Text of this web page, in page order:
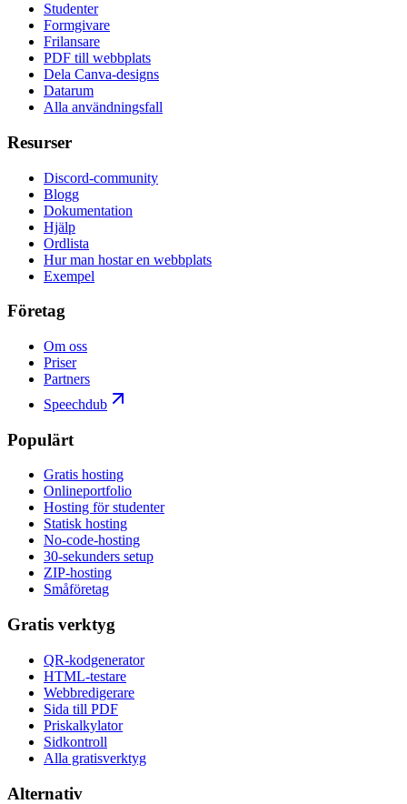
Studenter
Formgivare
Frilansare
PDF till webbplats
Dela Canva-designs
Datarum
Alla användningsfall
Resurser
Discord-community
Blogg
Dokumentation
Hjälp
Ordlista
Hur man hostar en webbplats
Exempel
Företag
Om oss
Priser
Partners
Speechdub
Populärt
Gratis hosting
Onlineportfolio
Hosting för studenter
Statisk hosting
No-code-hosting
30-sekunders setup
ZIP-hosting
Småföretag
Gratis verktyg
QR-kodgenerator
HTML-testare
Webbredigerare
Sida till PDF
Priskalkylator
Sidkontroll
Alla gratisverktyg
Alternativ